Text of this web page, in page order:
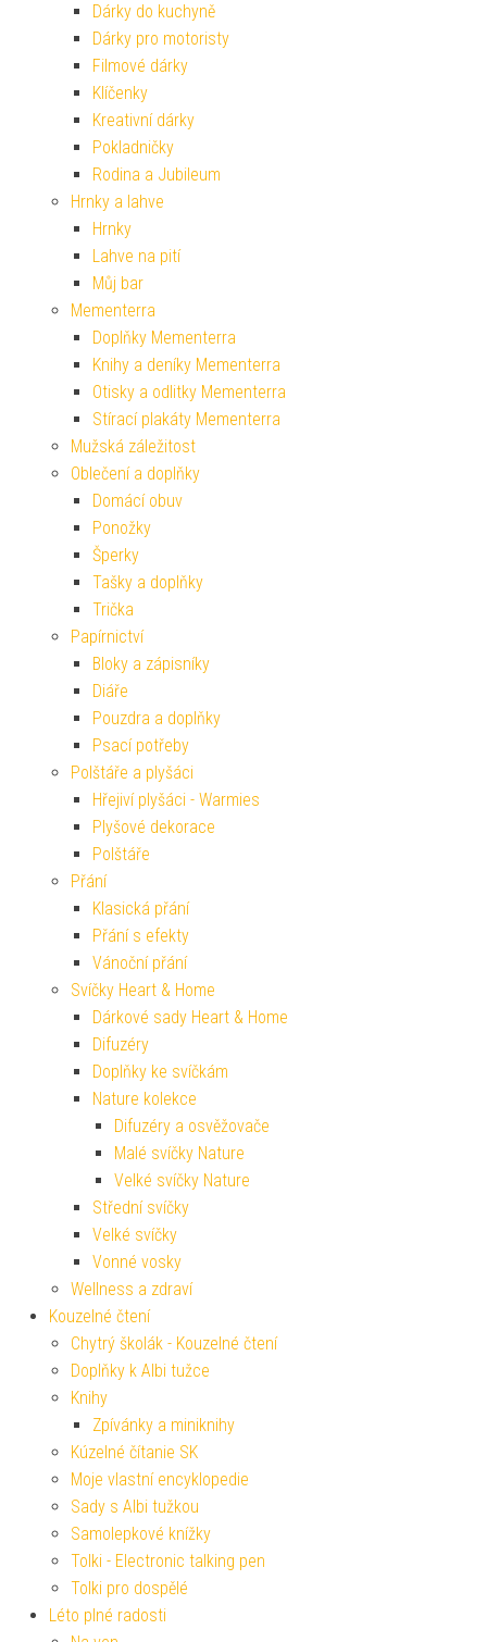
Dárky do kuchyně
Dárky pro motoristy
Filmové dárky
Klíčenky
Kreativní dárky
Pokladničky
Rodina a Jubileum
Hrnky a lahve
Hrnky
Lahve na pití
Můj bar
Mementerra
Doplňky Mementerra
Knihy a deníky Mementerra
Otisky a odlitky Mementerra
Stírací plakáty Mementerra
Mužská záležitost
Oblečení a doplňky
Domácí obuv
Ponožky
Šperky
Tašky a doplňky
Trička
Papírnictví
Bloky a zápisníky
Diáře
Pouzdra a doplňky
Psací potřeby
Polštáře a plyšáci
Hřejiví plyšáci - Warmies
Plyšové dekorace
Polštáře
Přání
Klasická přání
Přání s efekty
Vánoční přání
Svíčky Heart & Home
Dárkové sady Heart & Home
Difuzéry
Doplňky ke svíčkám
Nature kolekce
Difuzéry a osvěžovače
Malé svíčky Nature
Velké svíčky Nature
Střední svíčky
Velké svíčky
Vonné vosky
Wellness a zdraví
Kouzelné čtení
Chytrý školák - Kouzelné čtení
Doplňky k Albi tužce
Knihy
Zpívánky a miniknihy
Kúzelné čítanie SK
Moje vlastní encyklopedie
Sady s Albi tužkou
Samolepkové knížky
Tolki - Electronic talking pen
Tolki pro dospělé
Léto plné radosti